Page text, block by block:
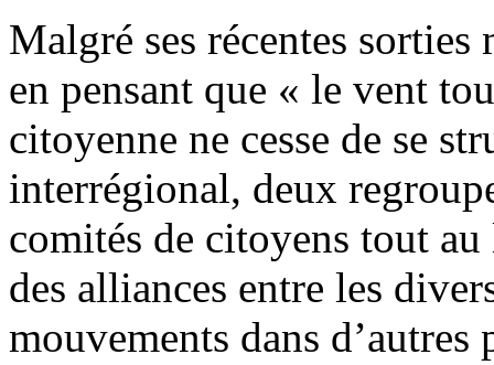
Malgré ses récentes
en pensant que « le vent
citoyenne ne cesse de se
interrégional, deux
comités de citoyens tout
des alliances entre les
mouvements dans d’autres